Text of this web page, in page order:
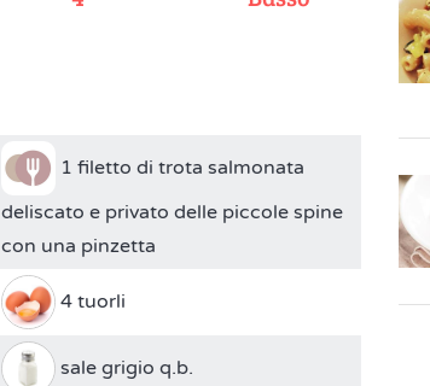
1 filetto di trota salmonata
deliscato e privato delle piccole spine
con una pinzetta
4 tuorli
sale grigio q.b.